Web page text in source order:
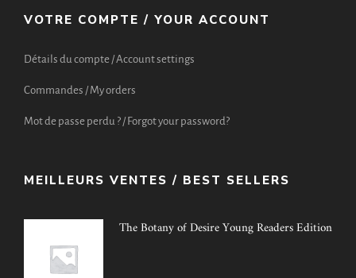
VOTRE COMPTE / YOUR ACCOUNT
Détails du compte / Account settings
Commandes / My orders
Mot de passe perdu ? / Forgot your password?
MEILLEURS VENTES / BEST SELLERS
The Botany of Desire Young Readers Edition